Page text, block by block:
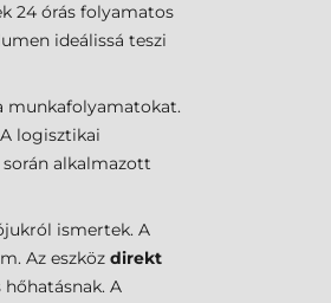
24 órás folyamatos
ideálissá teszi
munkafolyamatokat.
logisztikai
alkalmazott
ismertek. A
Az eszköz direkt
A